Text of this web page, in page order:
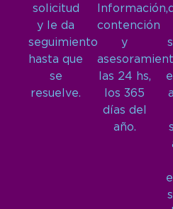
solicitud
y le da
seguimiento
hasta que
se
resuelve.
Información,
contención
y
las 24 hs,
los 365
días del
año.